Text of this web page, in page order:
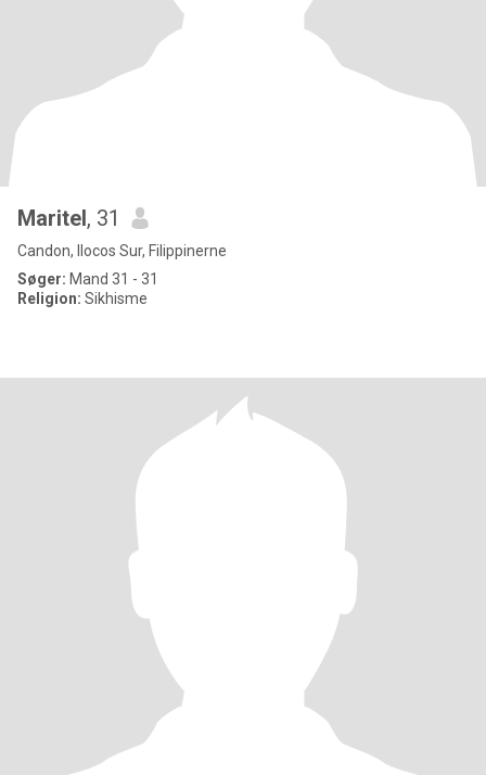
Maritel, 31
Candon, Ilocos Sur, Filippinerne
Søger: Mand 31 - 31
Religion: Sikhisme